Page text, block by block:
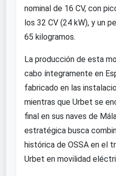
nominal de 16 CV, con
los 32 CV (24 kW), y un
65 kilogramos.
La producción de esta
cabo íntegramente en
fabricado en las
mientras que Urbet se
final en sus naves de
estratégica busca
histórica de OSSA en el
Urbet en movilidad